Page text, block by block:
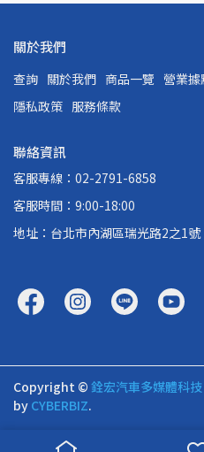
關於我們
查詢 關於我們 商品一覽 營業據
隱私政策 服務條款
聯絡資訊
客服專線：02-2791-6858
客服時間：9:00-18:00
地址：台北市內湖區瑞光路2之1號
Copyright © 銓宏汽車多媒體科技
by CYBERBIZ.